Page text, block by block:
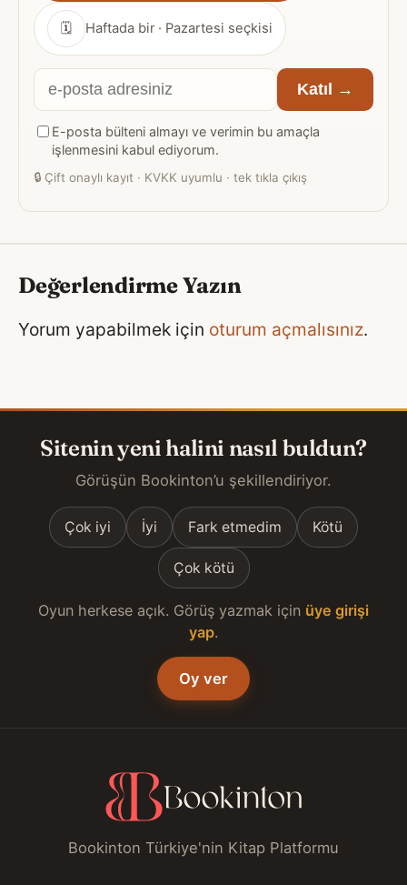
🗓 Haftada bir · Pazartesi seçkisi
E-
posta
adresiniz
Katıl →
E-posta bülteni almayı ve verimin bu amaçla
işlenmesini kabul ediyorum.
🔒 Çift onaylı kayıt · KVKK uyumlu · tek tıkla çıkış
Değerlendirme Yazın
Yorum yapabilmek için oturum açmalısınız.
Sitenin yeni halini nasıl buldun?
Görüşün Bookinton’u şekillendiriyor.
Çok iyi İyi Fark etmedim Kötü
Çok kötü
Oyun herkese açık. Görüş yazmak için üye girişi
yap.
Oy ver
Bookinton Türkiye'nin Kitap Platformu